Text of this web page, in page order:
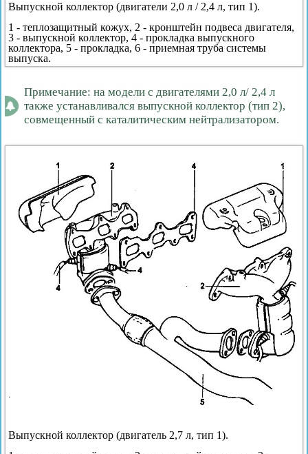
Выпускной коллектор (двигатели 2,0 л / 2,4 л, тип 1).
1 - теплозащитный кожух, 2 - кронштейн подвеса двигателя,
3 - выпускной коллектор, 4 - прокладка выпускного
коллектора, 5 - прокладка, 6 - приемная труба системы
выпуска.
Примечание: на модели с двигателями 2,0 л/ 2,4 л
также устанавливался выпускной коллектор (тип 2),
совмещенный с каталитическим нейтрализатором.
Выпускной коллектор (двигатель 2,7 л, тип 1).